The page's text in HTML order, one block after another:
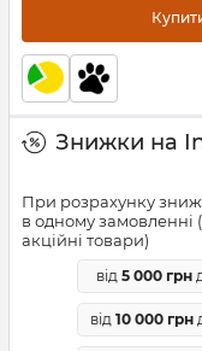
Знижки на
При розрахунку
в одному
акційні товари)
від 5 000 грн
від 10 000 грн